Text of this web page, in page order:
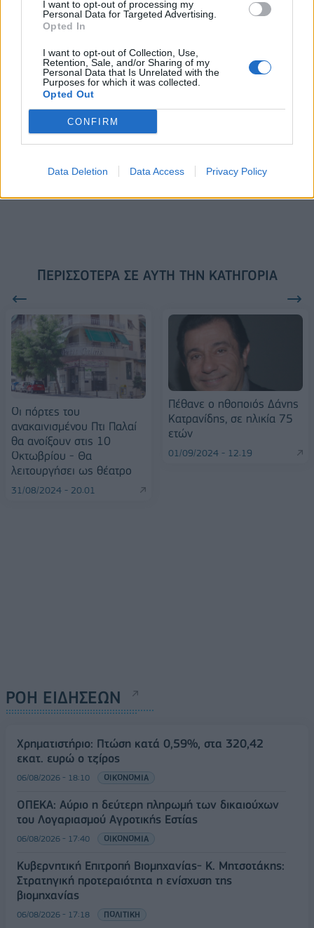
I want to opt-out of processing my
Personal Data for Targeted Advertising.
Opted In
I want to opt-out of Collection, Use,
Retention, Sale, and/or Sharing of my
Personal Data that Is Unrelated with the
Purposes for which it was collected.
Opted Out
CONFIRM
Data Deletion Data Access Privacy Policy
VW: Η δύσκολη εξίσωση της
FTSE4Good
Alpha Bank: Για πρώτη φορά το Αρχαίο Θέατρο Επιδαύρου άνοιξε τις
πύλες του σε όλους
ESG Report 2025: Πώς η ΑΒ Βασιλόπουλος μετατρέπει τη
ΠΕΡΙΣΣΌΤΕΡΑ ΣΕ ΑΥΤΉ ΤΗΝ ΚΑΤΗΓΟΡΊΑ
Οι πόρτες του
ανακαινισμένου Πτι Παλαί
θα ανοίξουν στις 10
Οκτωβρίου - Θα
λειτουργήσει ως θέατρο
31/08/2024 - 20:01
Πέθανε ο ηθοποιός Δάνης
Κατρανίδης, σε ηλικία 75
ετών
01/09/2024 - 12:19
ΡΟΗ ΕΙΔΗΣΕΩΝ
Χρηματιστήριο: Πτώση κατά 0,59%, στα 320,42
εκατ. ευρώ ο τζίρος
06/08/2026 - 18:10 ΟΙΚΟΝΟΜΙΑ
ΟΠΕΚΑ: Αύριο η δεύτερη πληρωμή των δικαιούχων
του Λογαριασμού Αγροτικής Εστίας
06/08/2026 - 17:40 ΟΙΚΟΝΟΜΙΑ
Κυβερνητική Επιτροπή Βιομηχανίας- Κ. Μητσοτάκης:
Στρατηγική προτεραιότητα η ενίσχυση της
βιομηχανίας
06/08/2026 - 17:18 ΠΟΛΙΤΙΚΗ